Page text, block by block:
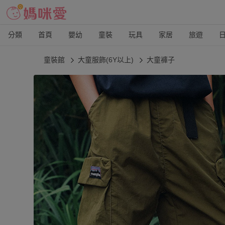
分類 首頁 嬰幼 童裝 玩具 家居 旅遊
童裝館 大童服飾(6Y以上) 大童褲子